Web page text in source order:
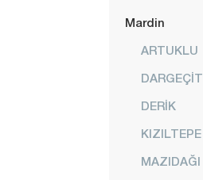
Mardin
ARTUKLU
DARGEÇİT
DERİK
KIZILTEPE
MAZIDAĞI